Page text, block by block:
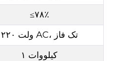
≤۷۸٪
۲۲۰ ولت AC، تک فاز
۱ کیلووات